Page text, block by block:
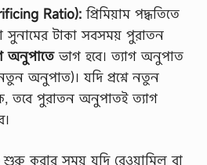
Ratio): প্রিমিয়াম পদ্ধতিতে
টাকা সবসময় পুরাতন
অনুপাতেভাগ হবে। ত্যাগ অনুপাত
অনুপাত)। যদি প্রশ্নে নতুন
তবে পুরাতন অনুপাতই ত্যাগ
করার সময় যদি রেওয়ামিল বা